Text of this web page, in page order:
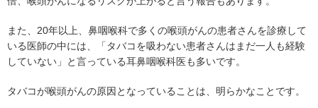
また、20年以上、鼻咽喉科で多くの喉頭がんの患者さんを診療して
いる医師の中には、「タバコを吸わない患者さんはまだ一人も経験
していない」と言っている耳鼻咽喉科医も多いです。
タバコが喉頭がんの原因となっていることは、明らかなことです。